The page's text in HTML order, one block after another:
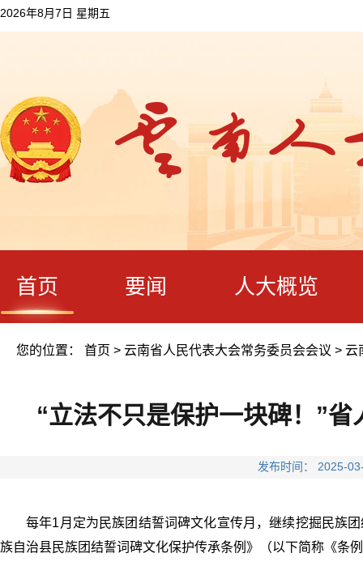
2026年8月7日 星期五
首页 要闻 人大概览
您的位置： 首页 > 云南省人民代表大会常务委员会会议 > 云
“立法不只是保护一块碑！”
发布时间：
每年1月定为民族团结誓词碑文化宣传月，继续挖掘民族
族自治县民族团结誓词碑文化保护传承条例》（以下简称《条